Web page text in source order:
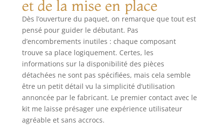
L'achat d'un extrait
de malt prêt à
l'emploi est souvent
la première étape
pour ceux qui se
lancent dans la
production de bière
à domicile, la
solution idéale pour
expérimenter avec
les équipements et
et de la mise en place
Dès l’ouverture du paquet, on remarque que tout est
pensé pour guider le débutant. Pas
d’encombrements inutiles : chaque composant
trouve sa place logiquement. Certes, les
informations sur la disponibilité des pièces
détachées ne sont pas spécifiées, mais cela semble
être un petit détail vu la simplicité d’utilisation
annoncée par le fabricant. Le premier contact avec le
kit me laisse présager une expérience utilisateur
agréable et sans accrocs.